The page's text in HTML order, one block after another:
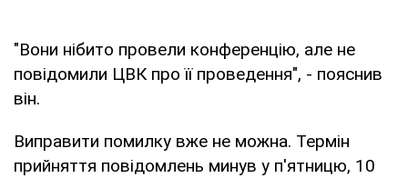
"Вони нібито провели конференцію, але не
повідомили ЦВК про її проведення", - пояснив
він.
Виправити помилку вже не можна. Термін
прийняття повідомлень минув у п'ятницю, 10